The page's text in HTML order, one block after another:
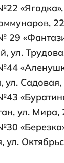
29
ул.
ул. Садовая,
ул. Мира,
ул.